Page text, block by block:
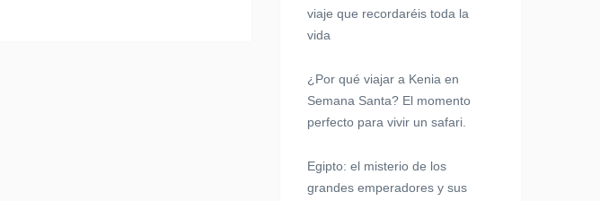
viaje que recordaréis toda la
vida
¿Por qué viajar a Kenia en
Semana Santa? El momento
perfecto para vivir un safari.
Egipto: el misterio de los
grandes emperadores y sus